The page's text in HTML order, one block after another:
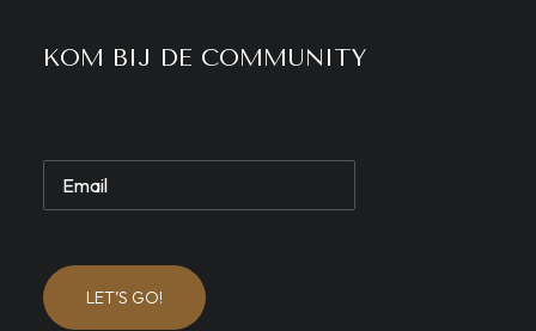
KOM BIJ DE COMMUNITY
LET’S GO!